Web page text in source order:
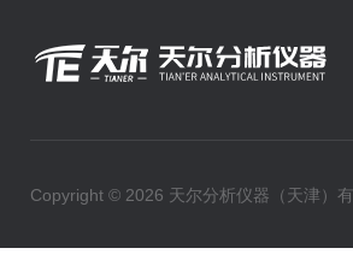
Copyright © 2026 天尔分析仪器（天津）